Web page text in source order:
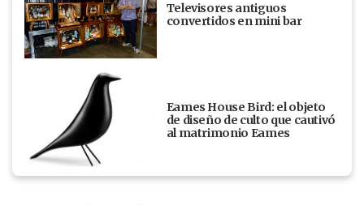
Televisores antiguos
convertidos en mini bar
Eames House Bird: el objeto
de diseño de culto que cautivó
al matrimonio Eames